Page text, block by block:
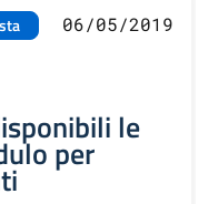
06/05/2019
le
per